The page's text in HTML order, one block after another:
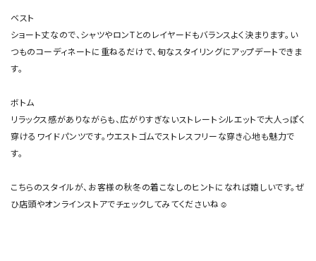
ベスト
ショート丈なので、シャツやロンTとのレイヤードもバランスよく決まります。い
つものコーディネートに重ねるだけで、旬なスタイリングにアップデートできま
す。
ボトム
リラックス感がありながらも、広がりすぎないストレートシルエットで大人っぽく
穿けるワイドパンツです。ウエストゴムでストレスフリーな穿き心地も魅力で
す。
こちらのスタイルが、お客様の秋冬の着こなしのヒントになれば嬉しいです。ぜ
ひ店頭やオンラインストアでチェックしてみてくださいね☺︎